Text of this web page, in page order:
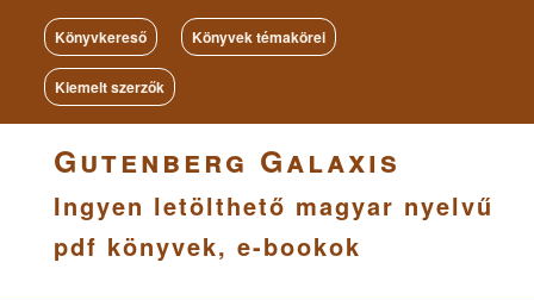
Könyvkereső Könyvek témakörei
Kiemelt szerzők
Gutenberg Galaxis
Ingyen letölthető magyar nyelvű
pdf könyvek, e-bookok